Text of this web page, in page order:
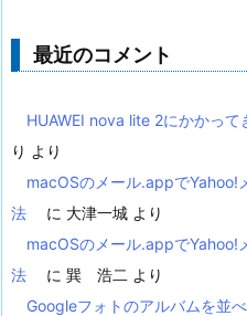
最近のコメント
HUAWEI nova lite 2にかかって
り より
macOSのメール.appでYahoo!
法
に 大津一城 より
macOSのメール.appでYahoo!
法
に 巽 浩二 より
Googleフォトのアルバムを並